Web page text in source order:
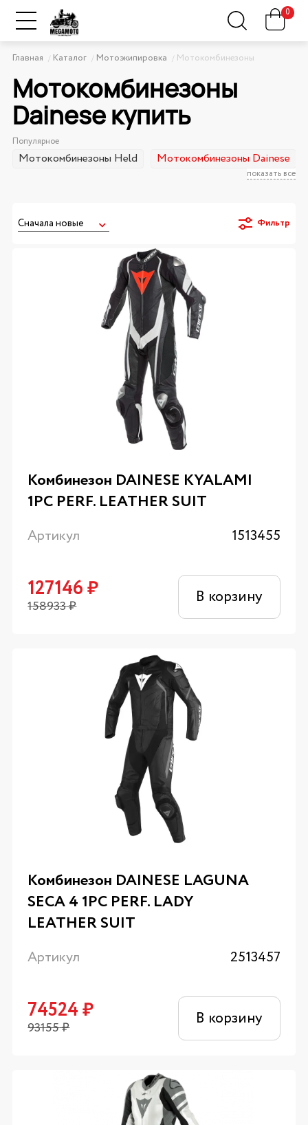
0
Главная Каталог Мотоэкипировка Мотокомбинезоны
Мотокомбинезоны
Dainese купить
Популярное
показать все
Мотокомбинезоны Held Мотокомбинезоны Dainese
Фильтр
Комбинезон DAINESE KYALAMI
1PC PERF. LEATHER SUIT
Артикул 1513455
127146₽
158933₽ В корзину
Комбинезон DAINESE LAGUNA
SECA 4 1PC PERF. LADY
LEATHER SUIT
Артикул 2513457
74524₽
93155₽ В корзину